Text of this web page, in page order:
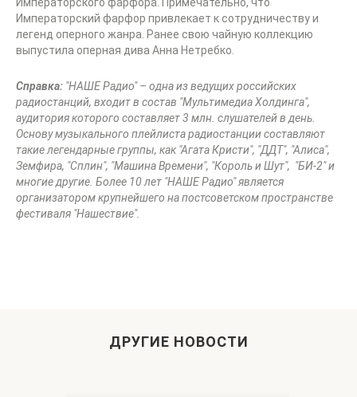
Императорский фарфор привлекает к сотрудничеству и
легенд оперного жанра. Ранее свою чайную коллекцию
выпустила оперная дива Анна Нетребко.
Справка: "НАШЕ Радио" – одна из ведущих российских
радиостанций, входит в состав "Мультимедиа Холдинга",
аудитория которого составляет 3 млн. слушателей в день.
Основу музыкального плейлиста радиостанции составляют
такие легендарные группы, как "Агата Кристи", "ДДТ", "Алиса",
Земфира, "Сплин", "Машина Времени", "Король и Шут", "БИ-2" и
многие другие. Более 10 лет "НАШЕ Радио" является
организатором крупнейшего на постсоветском пространстве
фестиваля "Нашествие".
ДРУГИЕ НОВОСТИ